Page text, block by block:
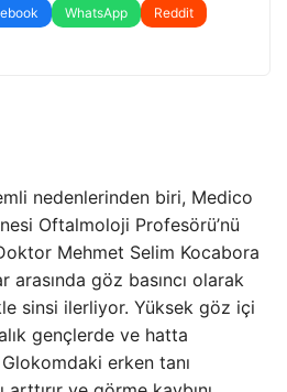
WhatsApp
Reddit
nedenlerinden biri, Medico
Oftalmoloji Profesörü’nü
Mehmet Selim Kocabora
arasında göz basıncı olarak
sinsi ilerliyor. Yüksek göz içi
gençlerde ve hatta
erken tanı